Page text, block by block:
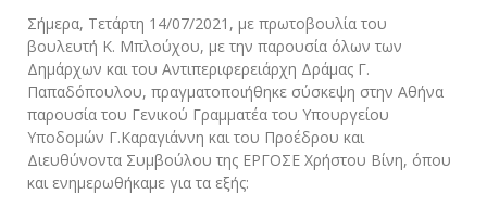
Σήμερα, Τετάρτη 14/07/2021, με πρωτοβουλία του
βουλευτή Κ. Μπλούχου, με την παρουσία όλων των
Δημάρχων και του Αντιπεριφερειάρχη Δράμας Γ.
Παπαδόπουλου, πραγματοποιήθηκε σύσκεψη στην Αθήνα
παρουσία του Γενικού Γραμματέα του Υπουργείου
Υποδομών Γ.Καραγιάννη και του Προέδρου και
Διευθύνοντα Συμβούλου της ΕΡΓΟΣΕ Χρήστου Βίνη, όπου
και ενημερωθήκαμε για τα εξής: